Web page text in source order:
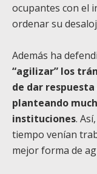
ocupantes con el
ordenar su
Además ha
“agilizar” los
de dar
planteando
instituciones.
tiempo venían
mejor forma de